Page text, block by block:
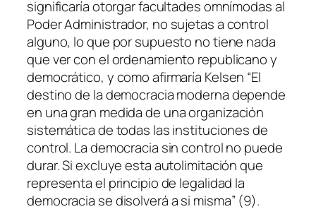
significaría otorgar facultades omnímodas al
Poder Administrador, no sujetas a control
alguno, lo que por supuesto no tiene nada
que ver con el ordenamiento republicano y
democrático, y como afirmaría Kelsen “El
destino de la democracia moderna depende
en una gran medida de una organización
sistemática de todas las instituciones de
control. La democracia sin control no puede
durar. Si excluye esta autolimitación que
representa el principio de legalidad la
democracia se disolverá a si misma” (9).